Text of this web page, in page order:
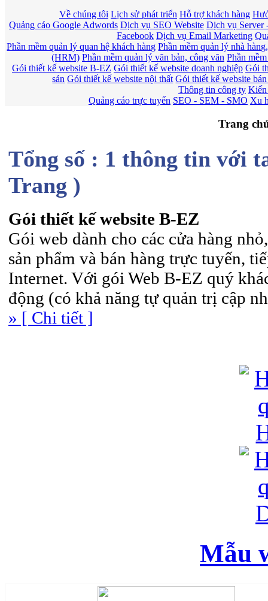
Về chúng tôi Lịch sử phát triển Hỗ trợ khách hàng
Quảng cáo Google Adwords Dịch vụ SEO Website Dịch vụ Server
Facebook Dịch vụ Email Marketing
Phần mềm quản lý quan hệ khách hàng Phần mềm quản lý nhà
(HRM) Phần mềm quản lý văn bản, công văn Phần
Gói thiết kế website B-EZ Gói thiết kế website doanh nghiệp Gói
sản Gói thiết kế website nội thất Gói thiết kế website
Thông tin công ty
Quảng cáo trực tuyến SEO - SEM - SMO Xu
Trang
Tổng số : 1 thông tin với
Trang )
Gói thiết kế website B-EZ
Gói web dành cho các cửa hàng
sản phẩm và bán hàng trực tuyến,
Internet. Với gói Web B-EZ quý
động (có khả năng tự quản trị cập
» [ Chi tiết ]
Mẫu